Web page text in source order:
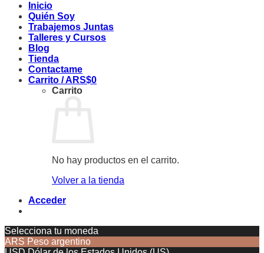
Inicio
Quién Soy
Trabajemos Juntas
Talleres y Cursos
Blog
Tienda
Contactame
Carrito /ARS$0
Carrito
No hay productos en el carrito.
Volver a la tienda
Acceder
Selecciona tu moneda
ARS Peso argentino